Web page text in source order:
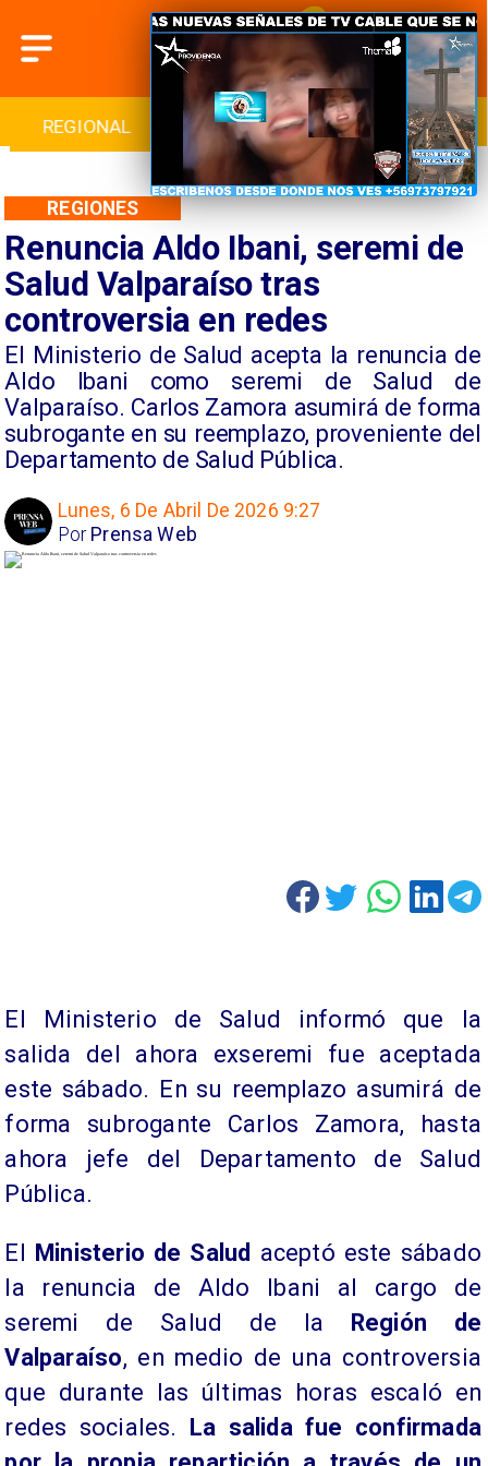
INTERNACIONAL DEPORTES CULTURA
Renuncia Aldo Ibani, seremi de
Salud Valparaíso tras
controversia en redes
El Ministerio de Salud acepta la renuncia de
Aldo Ibani como seremi de Salud de
Valparaíso. Carlos Zamora asumirá de forma
subrogante en su reemplazo, proveniente del
Departamento de Salud Pública.
REGIONES
Lunes, 6 De Abril De 2026 9:27
Prensa Web
Por
El Ministerio de Salud informó que la
salida del ahora exseremi fue aceptada
este sábado. En su reemplazo asumirá de
forma subrogante Carlos Zamora, hasta
ahora jefe del Departamento de Salud
Pública.
El Ministerio de Salud aceptó este sábado
la renuncia de Aldo Ibani al cargo de
seremi de Salud de la Región de
Valparaíso, en medio de una controversia
que durante las últimas horas escaló en
redes sociales. La salida fue confirmada